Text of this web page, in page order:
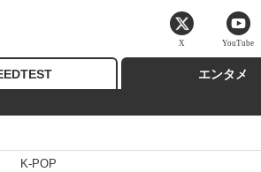
エンタメ
K-POP
X YouTube